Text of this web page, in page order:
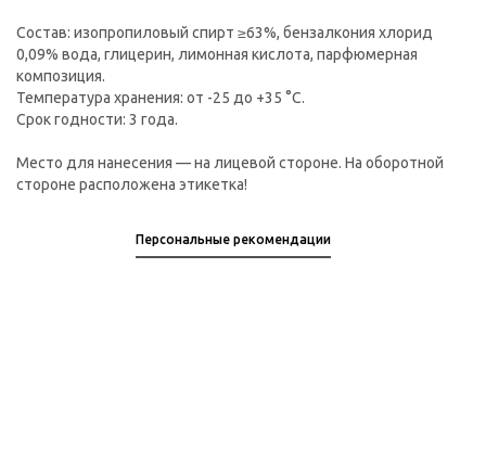
Состав: изопропиловый спирт ≥63%, бензалкония хлорид
0,09% вода, глицерин, лимонная кислота, парфюмерная
композиция.
Температура хранения: от -25 до +35 °C.
Срок годности: 3 года.
Место для нанесения — на лицевой стороне. На оборотной
стороне расположена этикетка!
Персональные рекомендации